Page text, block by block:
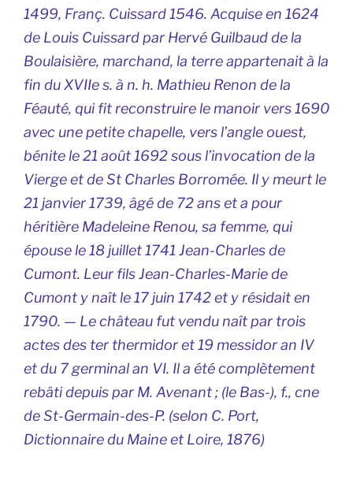
1499, Franç. Cuissard 1546. Acquise en 1624
de Louis Cuissard par Hervé Guilbaud de la
Boulaisière, marchand, la terre appartenait à la
fin du XVIIe s. à n. h. Mathieu Renon de la
Féauté, qui fit reconstruire le manoir vers 1690
avec une petite chapelle, vers l’angle ouest,
bénite le 21 août 1692 sous l’invocation de la
Vierge et de St Charles Borromée. Il y meurt le
21 janvier 1739, âgé de 72 ans et a pour
héritière Madeleine Renou, sa femme, qui
épouse le 18 juillet 1741 Jean-Charles de
Cumont. Leur fils Jean-Charles-Marie de
Cumont y naît le 17 juin 1742 et y résidait en
1790. — Le château fut vendu naît par trois
actes des ter thermidor et 19 messidor an IV
et du 7 germinal an VI. Il a été complètement
rebâti depuis par M. Avenant ; (le Bas-), f., cne
de St-Germain-des-P. (selon C. Port,
Dictionnaire du Maine et Loire, 1876)